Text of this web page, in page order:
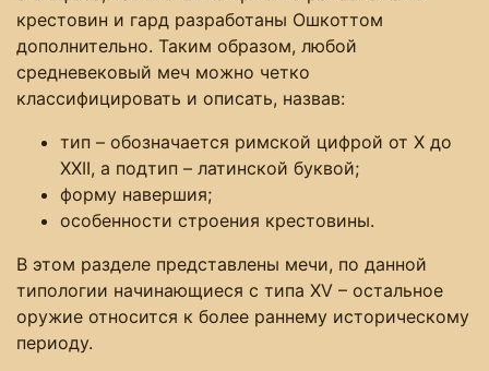
крестовин и гард разработаны Ошкоттом
дополнительно. Таким образом, любой
средневековый меч можно четко
классифицировать и описать, назвав:
тип – обозначается римской цифрой от Х до
ХХІІ, а подтип – латинской буквой;
форму навершия;
особенности строения крестовины.
В этом разделе представлены мечи, по данной
типологии начинающиеся с типа ХV – остальное
оружие относится к более раннему историческому
периоду.